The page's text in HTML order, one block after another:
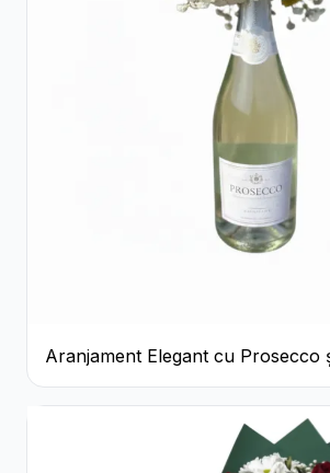
Aranjament Elegant cu Prosecco
Flori Galbene.